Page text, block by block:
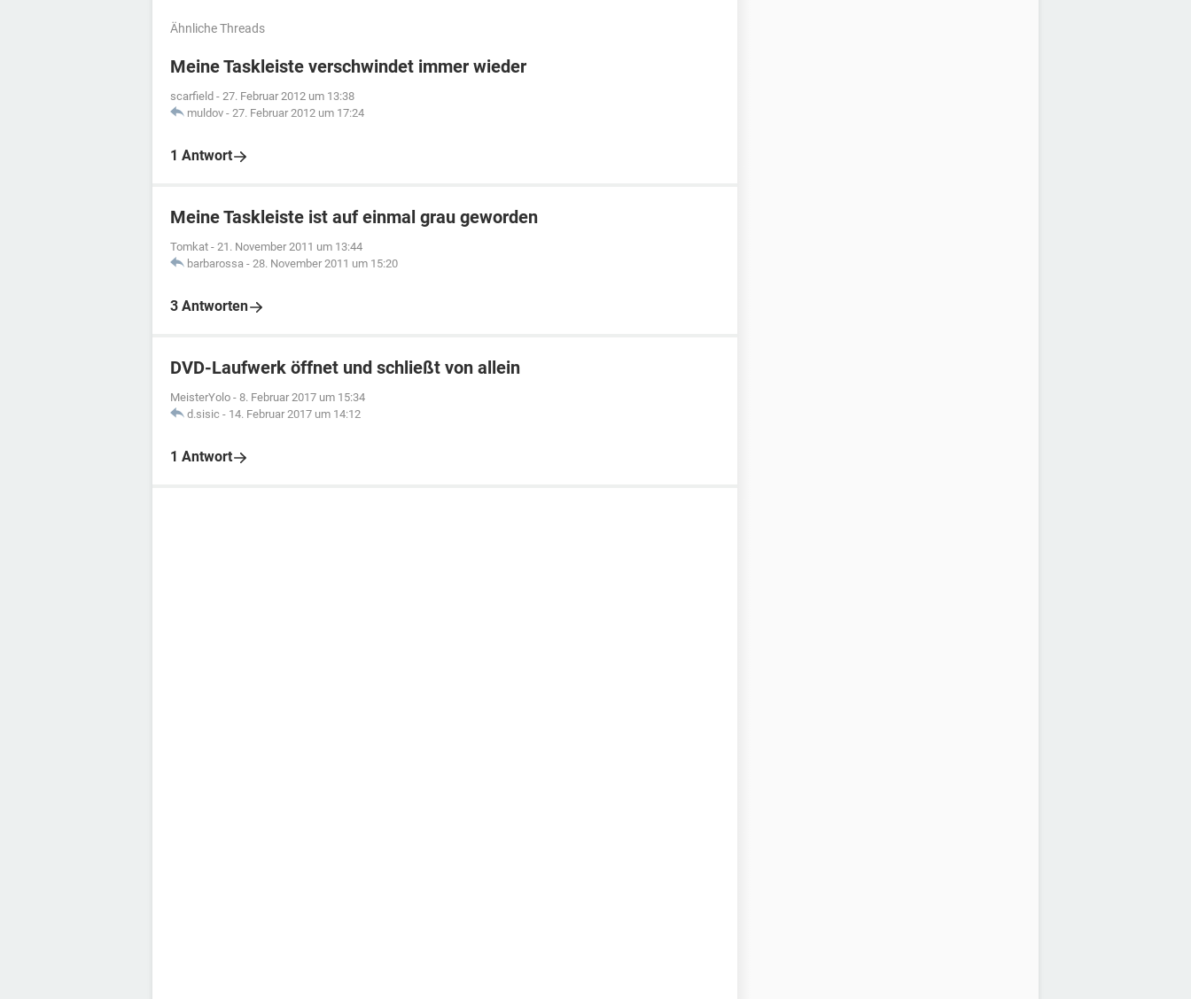
Ähnliche Threads
Meine Taskleiste verschwindet immer wieder
scarfield - 27. Februar 2012 um 13:38
muldov - 27. Februar 2012 um 17:24
1 Antwort
Meine Taskleiste ist auf einmal grau geworden
Tomkat - 21. November 2011 um 13:44
barbarossa - 28. November 2011 um 15:20
3 Antworten
DVD-Laufwerk öffnet und schließt von allein
MeisterYolo - 8. Februar 2017 um 15:34
d.sisic - 14. Februar 2017 um 14:12
1 Antwort